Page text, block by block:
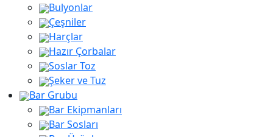
Bulyonlar
Çeşniler
Harçlar
Hazır Çorbalar
Soslar Toz
Şeker ve Tuz
Bar Grubu
Bar Ekipmanları
Bar Sosları